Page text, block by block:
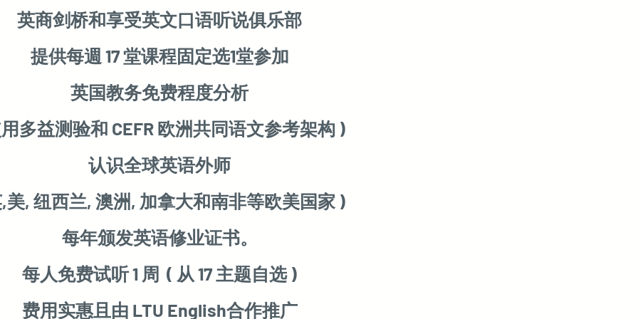
英商剑桥和享受英文口语听说俱乐部
提供每週 17 堂课程固定选1堂参加
英国教务免费程度分析
多益测验和 CEFR 欧洲共同语文参考架构 )
认识全球英语外师
美, 纽西兰, 澳洲, 加拿大和南非等欧美国家 )
每年颁发英语修业证书。
每人免费试听 1 周 ( 从 17 主题自选 )
费用实惠且由 LTU English合作推广